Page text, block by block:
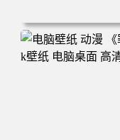
电脑壁纸 动漫 小白
电脑桌面 高清壁纸